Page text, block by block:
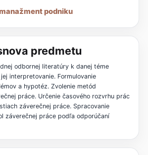
podniku
predmetu
odbornej literatúry k danej téme
interpretovanie. Formulovanie
a hypotéz. Zvolenie metód
práce. Určenie časového rozvrhu prác
záverečnej práce. Spracovanie
záverečnej práce podľa odporúčaní